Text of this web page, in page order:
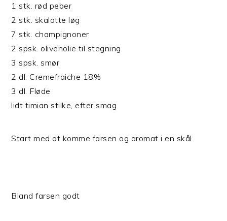
1 stk. rød peber
2 stk. skalotte løg
7 stk. champignoner
2 spsk. olivenolie til stegning
3 spsk. smør
2 dl. Cremefraiche 18%
3 dl. Fløde
lidt timian stilke, efter smag
Start med at komme farsen og aromat i en skål
Bland farsen godt